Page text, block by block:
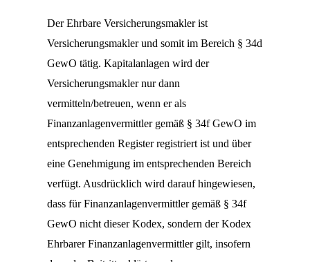
Der Ehrbare Versicherungsmakler ist
Versicherungsmakler und somit im Bereich § 34d
GewO tätig. Kapitalanlagen wird der
Versicherungsmakler nur dann
vermitteln/betreuen, wenn er als
Finanzanlagenvermittler gemäß § 34f GewO im
entsprechenden Register registriert ist und über
eine Genehmigung im entsprechenden Bereich
verfügt. Ausdrücklich wird darauf hingewiesen,
dass für Finanzanlagenvermittler gemäß § 34f
GewO nicht dieser Kodex, sondern der Kodex
Ehrbarer Finanzanlagenvermittler gilt, insofern